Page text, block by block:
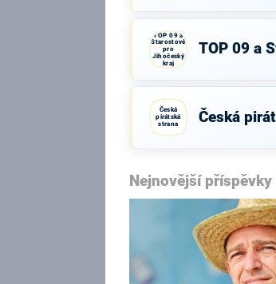
TOP 09 a
Starostové
pro
Jihočeský
kraj
TOP 09 a
Česká
pirátská
strana
Česká
Nejnovější